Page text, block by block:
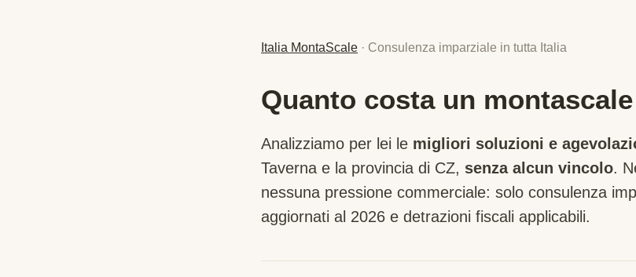
Italia MontaScale · Consulenza imparziale in tutta Italia
Quanto costa un
Analizziamo per lei le migliori soluzioni e
Taverna e la provincia di CZ, senza alcun vincolo.
nessuna pressione commerciale: solo consulenza
aggiornati al 2026 e detrazioni fiscali applicabili.